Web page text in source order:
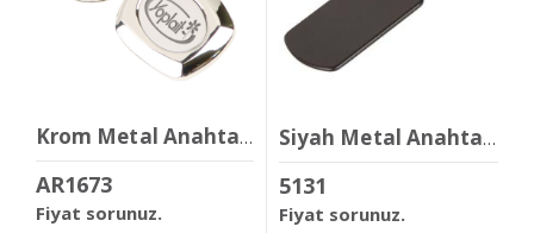
Krom Metal Anahtarlık
AR1673
Fiyat sorunuz.
Siyah Metal Anahtarlık
5131
Fiyat sorunuz.